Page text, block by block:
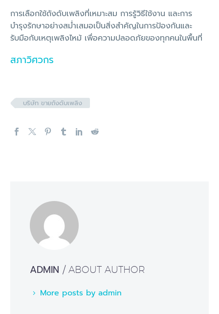
การเลือกใช้ถังดับเพลิงที่เหมาะสม การรู้วิธีใช้งาน และการ
บำรุงรักษาอย่างสม่ำเสมอเป็นสิ่งสำคัญในการป้องกันและ
รับมือกับเหตุเพลิงไหม้ เพื่อความปลอดภัยของทุกคนในพื้นที่
สภาวิศวกร
บริษัท ขายถังดับเพลิง
ADMIN / ABOUT AUTHOR
More posts by admin